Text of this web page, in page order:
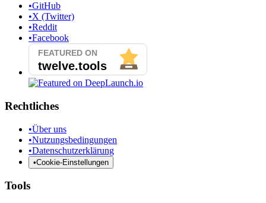
•GitHub
•X (Twitter)
•Reddit
•Facebook
Rechtliches
•Über uns
•Nutzungsbedingungen
•Datenschutzerklärung
•Cookie-Einstellungen
Tools